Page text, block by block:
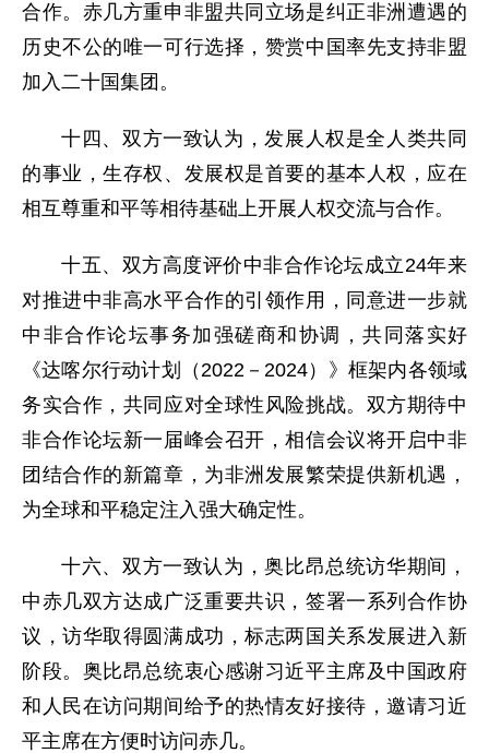
合作。赤几方重申非盟共同立场是纠正非洲遭遇的
历史不公的唯一可行选择，赞赏中国率先支持非盟
加入二十国集团。
十四、双方一致认为，发展人权是全人类共同
的事业，生存权、发展权是首要的基本人权，应在
相互尊重和平等相待基础上开展人权交流与合作。
十五、双方高度评价中非合作论坛成立24年来
对推进中非高水平合作的引领作用，同意进一步就
中非合作论坛事务加强磋商和协调，共同落实好
《达喀尔行动计划（2022－2024）》框架内各领域
务实合作，共同应对全球性风险挑战。双方期待中
非合作论坛新一届峰会召开，相信会议将开启中非
团结合作的新篇章，为非洲发展繁荣提供新机遇，
为全球和平稳定注入强大确定性。
十六、双方一致认为，奥比昂总统访华期间，
中赤几双方达成广泛重要共识，签署一系列合作协
议，访华取得圆满成功，标志两国关系发展进入新
阶段。奥比昂总统衷心感谢习近平主席及中国政府
和人民在访问期间给予的热情友好接待，邀请习近
平主席在方便时访问赤几。